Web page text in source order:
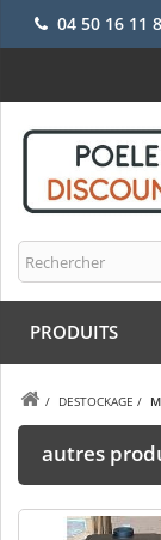
04 50 16 11
PRODUITS
/ DESTOCKAGE /
autres